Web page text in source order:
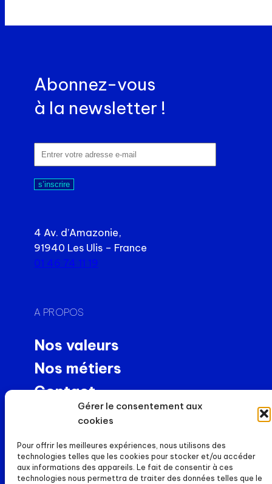
Gérer le consentement aux
cookies
Pour offrir les meilleures expériences, nous utilisons des
technologies telles que les cookies pour stocker et/ou accéder
aux informations des appareils. Le fait de consentir à ces
technologies nous permettra de traiter des données telles que le
Abonnez-vous
à la newsletter !
s’inscrire
4 Av. d’Amazonie,
91940 Les Ulis – France
01 46 74 11 19
A PROPOS
Nos valeurs
Nos métiers
Contact
Usinage de précision
Actualités